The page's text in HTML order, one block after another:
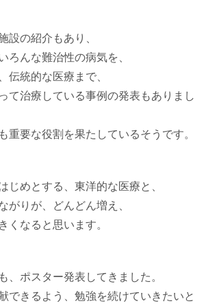
設の紹介もあり、
ろんな難治性の病気を、
伝統的な医療まで、
て治療している事例の発表もありまし
重要な役割を果たしているそうです。
じめとする、東洋的な医療と、
がりが、どんどん増え、
くなると思います。
、ポスター発表してきました。
できるよう、勉強を続けていきたいと